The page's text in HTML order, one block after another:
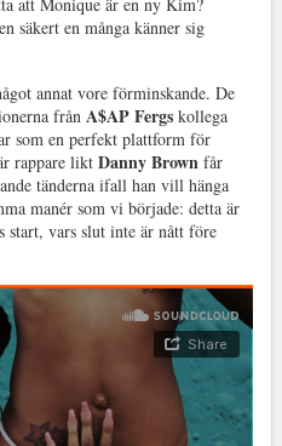
säkert en många känner sig
annat vore förminskande. De
från A$AP Fergskollega
som en perfekt plattform för
rappare likt Danny Brownfår
tänderna ifall han vill hänga
manér som vi började: detta är
start, vars slut inte är nått före